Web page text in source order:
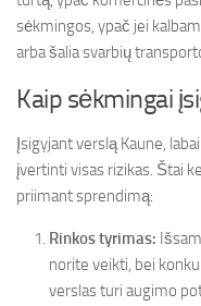
sėkmingos, ypač jei
arba šalia svarbių
Kaip sėkmingai
Įsigyjant verslą Kaune,
įvertinti visas rizikas. Štai
priimant sprendimą:
Rinkos tyrimas:
norite veikti, bei
verslas turi augimo